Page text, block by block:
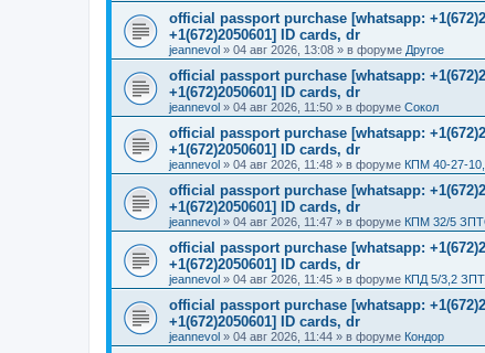
official passport purchase [whatsapp:
+1(672)2050601] ID cards, dr
jeannevol » 04 авг 2026, 13:08 » в форуме Другое
official passport purchase [whatsapp:
+1(672)2050601] ID cards, dr
jeannevol » 04 авг 2026, 11:50 » в форуме Сокол
official passport purchase [whatsapp:
+1(672)2050601] ID cards, dr
jeannevol » 04 авг 2026, 11:48 » в форуме КПМ 40-27-
official passport purchase [whatsapp:
+1(672)2050601] ID cards, dr
jeannevol » 04 авг 2026, 11:47 » в форуме КПМ 32/5
official passport purchase [whatsapp:
+1(672)2050601] ID cards, dr
jeannevol » 04 авг 2026, 11:45 » в форуме КПД 5/3,2
official passport purchase [whatsapp:
+1(672)2050601] ID cards, dr
jeannevol » 04 авг 2026, 11:44 » в форуме Кондор